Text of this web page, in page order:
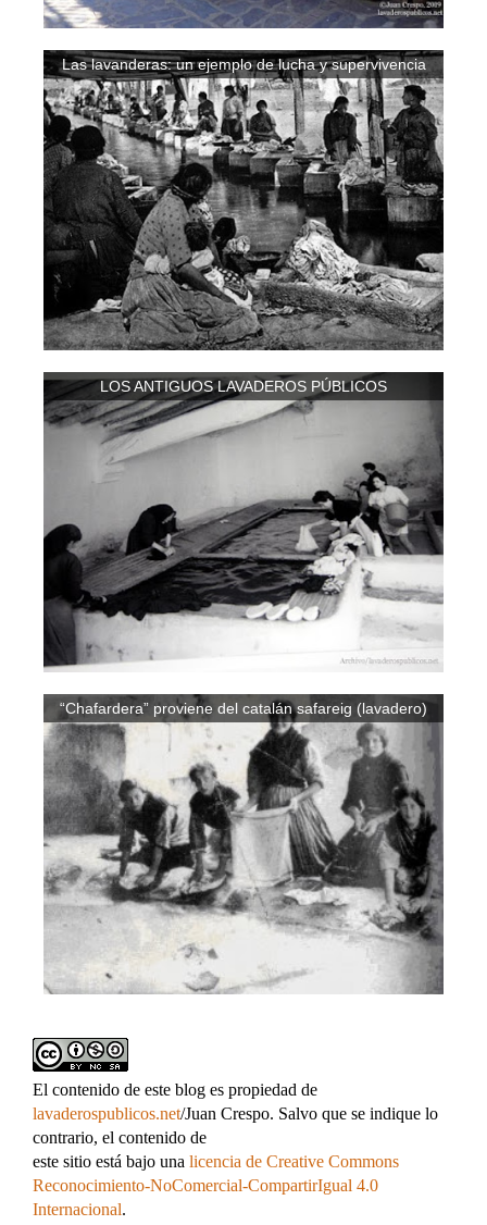
Las lavanderas: un ejemplo de lucha y supervivencia
LOS ANTIGUOS LAVADEROS PÚBLICOS
“Chafardera” proviene del catalán safareig (lavadero)
El contenido de este blog es propiedad de
lavaderospublicos.net/Juan Crespo. Salvo que se indique lo
contrario, el contenido de
este sitio está bajo una licencia de Creative Commons
Reconocimiento-NoComercial-CompartirIgual 4.0
Internacional.